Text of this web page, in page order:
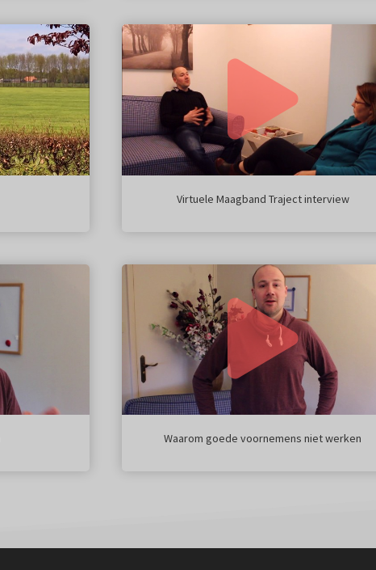
Virtuele Maagband Traject interview
Waarom goede voornemens niet werken